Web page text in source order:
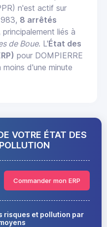
n'est actif sur
8 arrêtés
liés à
de Boue. L'État des
pour DOMPIERRE
d'une minute
VOTRE ÉTAT DES
Commander mon ERP
risques et pollution par